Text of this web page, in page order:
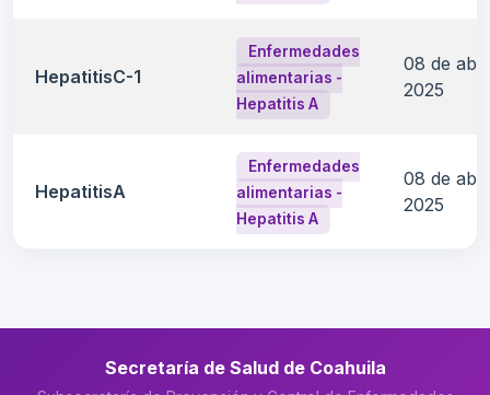
HepatitisC-1
Enfermedades
alimentarias -
Hepatitis A
08 de
2025
HepatitisA
Enfermedades
alimentarias -
Hepatitis A
08 de
2025
Secretaría de Salud de Coahuila